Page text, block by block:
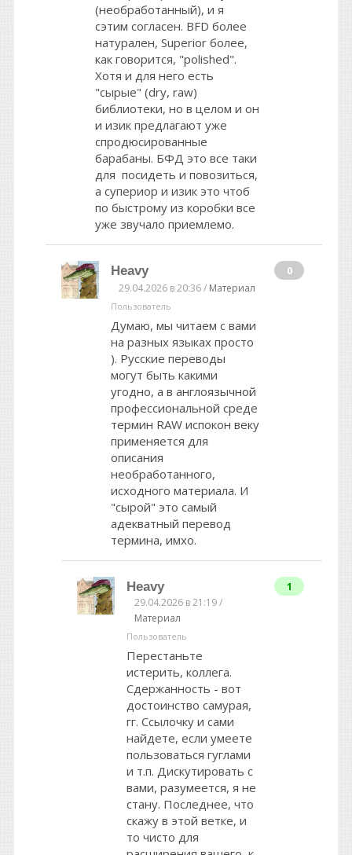
(необработанный), и я
сэтим согласен. BFD более
натурален, Superior более,
как говорится, "polished".
Хотя и для него есть
"сырые" (dry, raw)
библиотеки, но в целом и он
и изик предлагают уже
спродюсированные
барабаны. БФД это все таки
для посидеть и повозиться,
а супериор и изик это чтоб
по быстрому из коробки все
уже звучало приемлемо.
Heavy
29.04.2026 в 20:36 / Материал
Пользователь
Думаю, мы читаем с вами
на разных языках просто
). Русские переводы
могут быть какими
угодно, а в англоязычной
профессиональной среде
термин RAW испокон веку
применяется для
описания
необработанного,
исходного материала. И
"сырой" это самый
адекватный перевод
термина, имхо.
0
Heavy
29.04.2026 в 21:19 /
Материал
Пользователь
Перестаньте
истерить, коллега.
Сдержанность - вот
достоинство самурая,
гг. Cсылочку и сами
найдете, если умеете
пользоваться гуглами
и т.п. Дискутировать с
вами, разумеется, я не
стану. Последнее, что
скажу в этой ветке, и
то чисто для
1